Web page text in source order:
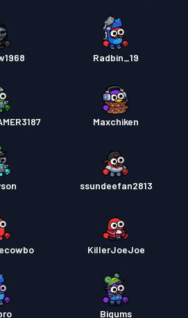
Radbin_19
Maxchiken
ssundeefan2813
KillerJoeJoe
Bigums